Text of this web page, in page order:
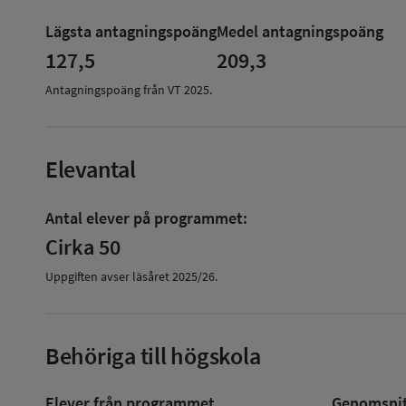
Antagningspoäng
Lägsta antagningspoäng
127,5
Medel antagningspoäng
209,3
Antagningspoäng från VT 2025.
Elevantal
Antal elever på programmet:
Cirka 50
Uppgiften avser läsåret2025/26.
Behöriga till högskola